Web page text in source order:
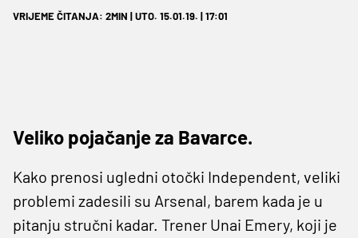
VRIJEME ČITANJA: 2MIN | UTO. 15.01.19. | 17:01
Veliko pojačanje za Bavarce.
Kako prenosi ugledni otočki Independent, veliki
problemi zadesili su Arsenal, barem kada je u
pitanju stručni kadar. Trener Unai Emery, koji je